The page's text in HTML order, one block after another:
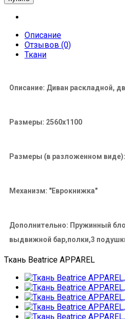
Описание
Отзывов (0)
Ткани
Описание: Диван раскладной,
Размеры: 2560x1100
Размеры (в разложенном
Механизм: "Еврокнижка"
Дополнительно: Пружинный
выдвижной бар,полки,3
Ткань Beatrice APPAREL